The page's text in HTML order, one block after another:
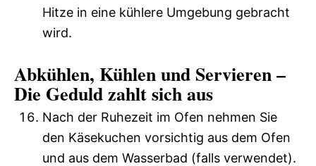
Hitze in eine kühlere Umgebung gebracht
wird.
Abkühlen, Kühlen und Servieren –
Die Geduld zahlt sich aus
Nach der Ruhezeit im Ofen nehmen Sie
den Käsekuchen vorsichtig aus dem Ofen
und aus dem Wasserbad (falls verwendet).